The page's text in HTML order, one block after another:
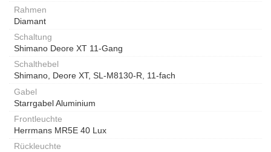
Rahmen
Diamant
Schaltung
Shimano Deore XT 11-Gang
Schalthebel
Shimano, Deore XT, SL-M8130-R, 11-fach
Gabel
Starrgabel Aluminium
Frontleuchte
Herrmans MR5E 40 Lux
Rückleuchte